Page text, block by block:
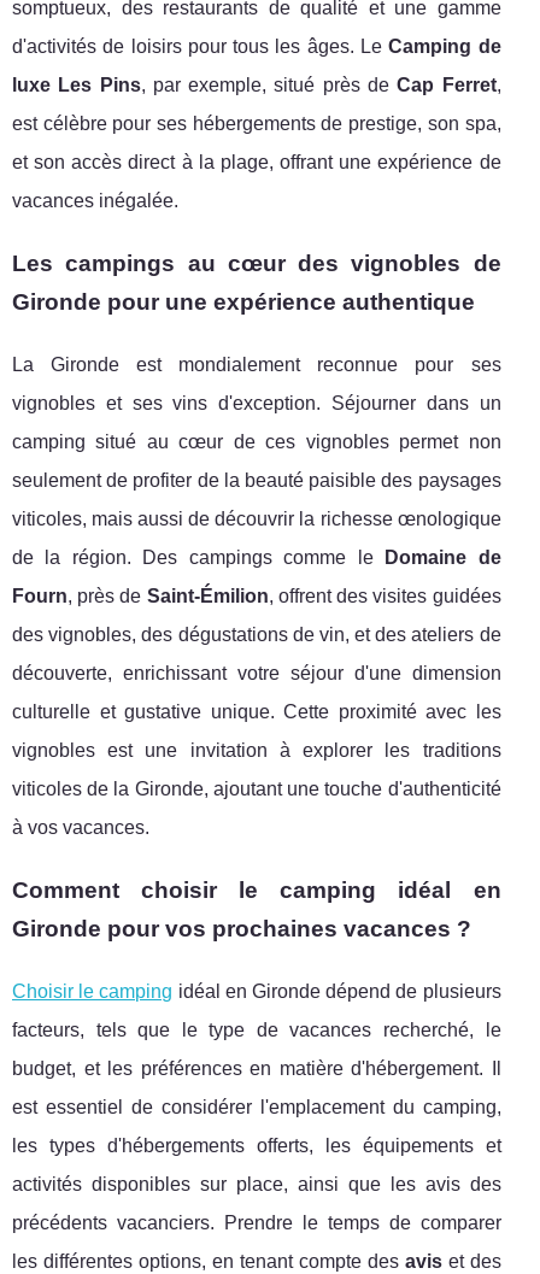
somptueux, des restaurants de qualité et une gamme
d'activités de loisirs pour tous les âges. LeCamping de
luxe Les Pins, par exemple, situé près deCap Ferret,
est célèbre pour ses hébergements de prestige, son spa,
et son accès direct à la plage, offrant une expérience de
vacances inégalée.
Les campings au cœur des vignobles de
Gironde pour une expérience authentique
La Gironde est mondialement reconnue pour ses
vignobles et ses vins d'exception. Séjourner dans un
camping situé au cœur de ces vignobles permet non
seulement de profiter de la beauté paisible des paysages
viticoles, mais aussi de découvrir la richesse œnologique
de la région. Des campings comme le
Domaine de
Fourn, près de Saint-Émilion, offrent des visites guidées
des vignobles, des dégustations de vin, et des ateliers de
découverte, enrichissant votre séjour d'une dimension
culturelle et gustative unique. Cette proximité avec les
vignobles est une invitation à explorer les traditions
viticoles de la Gironde, ajoutant une touche d'authenticité
à vos vacances.
Comment choisir le camping idéal en
Gironde pour vos prochaines vacances ?
Choisir le camping idéal en Gironde dépend de plusieurs
facteurs, tels que le type de vacances recherché, le
budget, et les préférences en matière d'hébergement. Il
est essentiel de considérer l'emplacement du camping,
les types d'hébergements offerts, les équipements et
activités disponibles sur place, ainsi que les avis des
précédents vacanciers. Prendre le temps de comparer
les différentes options, en tenant compte des aviset des